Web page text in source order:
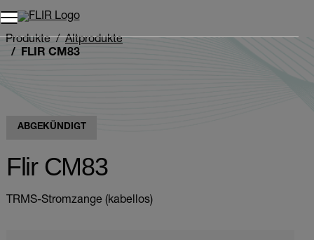
Unread messages
Entfernen
Elemente
Element
In den Warenkorb
Im Warenkorb
Produkte
Altprodukte
FLIR CM83
ABGEKÜNDIGT
Flir CM83
TRMS-Stromzange (kabellos)